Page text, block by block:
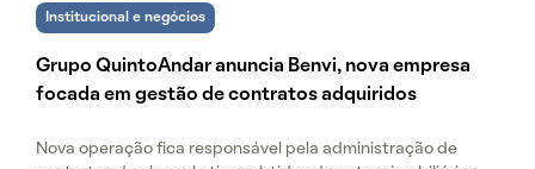
Institucional e negócios
Grupo QuintoAndar anuncia Benvi, nova empresa
focada em gestão de contratos adquiridos
Nova operação fica responsável pela administração de